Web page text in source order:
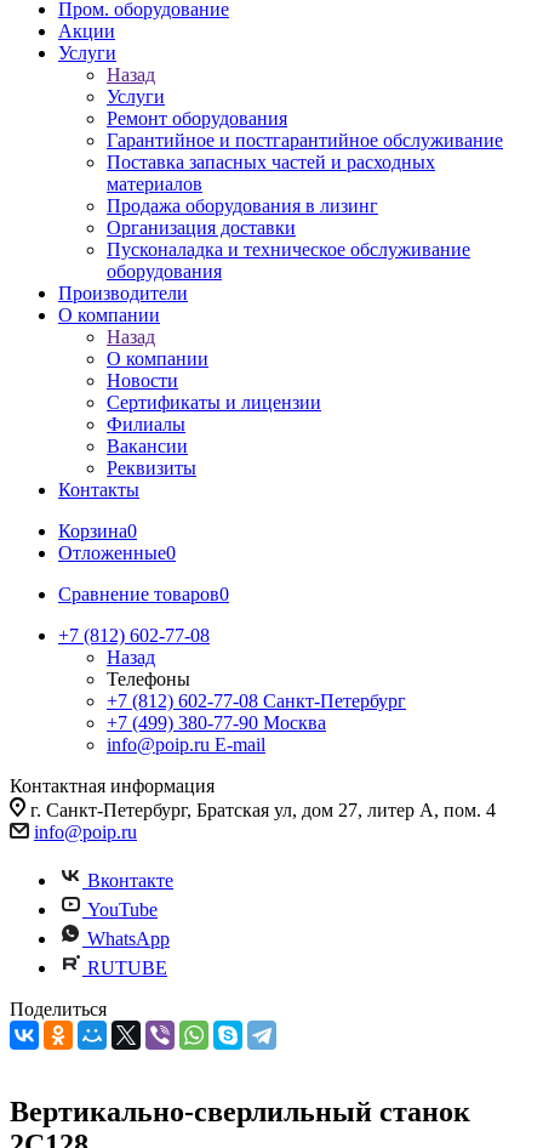
Пром. оборудование
Акции
Услуги
Назад
Услуги
Ремонт оборудования
Гарантийное и постгарантийное обслуживание
Поставка запасных частей и расходных
материалов
Продажа оборудования в лизинг
Организация доставки
Пусконаладка и техническое обслуживание
оборудования
Производители
О компании
Назад
О компании
Новости
Сертификаты и лицензии
Филиалы
Вакансии
Реквизиты
Контакты
Корзина0
Отложенные0
Сравнение товаров0
+7 (812) 602-77-08
Назад
Телефоны
+7 (812) 602-77-08 Санкт-Петербург
+7 (499) 380-77-90 Москва
info@poip.ru E-mail
Контактная информация
г. Санкт-Петербург, Братская ул, дом 27, литер А, пом. 4
info@poip.ru
Вконтакте
YouTube
WhatsApp
RUTUBE
Поделиться
Вертикально-сверлильный станок